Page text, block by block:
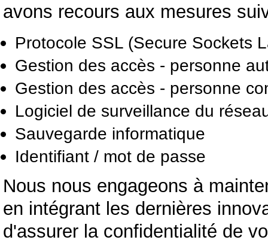
avons recours aux mesures
Protocole SSL (Secure Sockets
Gestion des accès - personne
Gestion des accès - personne
Logiciel de surveillance du
Sauvegarde informatique
Identifiant / mot de passe
Nous nous engageons à
en intégrant les dernières
d'assurer la confidentialité de